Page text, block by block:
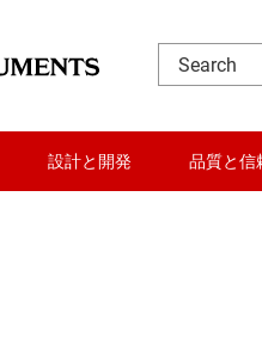
設計と開発 品質と信